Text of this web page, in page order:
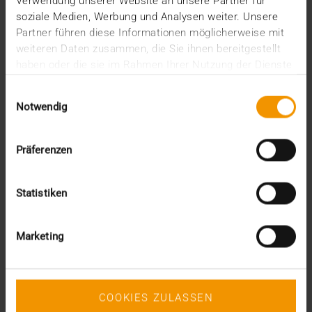
soziale Medien, Werbung und Analysen weiter. Unsere
Partner führen diese Informationen möglicherweise mit
weiteren Daten zusammen, die Sie ihnen bereitgestellt
Notwendig
Präferenzen
Statistiken
Marketing
COOKIES ZULASSEN